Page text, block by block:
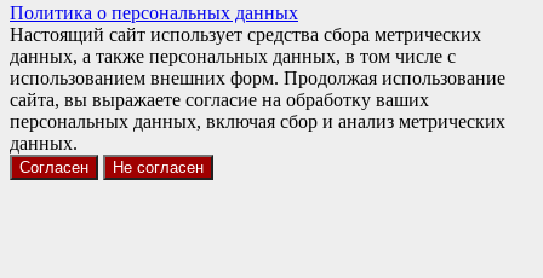
Политика о персональных данных
Настоящий сайт использует средства сбора метрических
данных, а также персональных данных, в том числе с
использованием внешних форм. Продолжая использование
сайта, вы выражаете согласие на обработку ваших
персональных данных, включая сбор и анализ метрических
данных.
Согласен Не согласен